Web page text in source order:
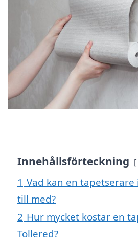
Innehållsförteckning
1 Vad kan en tapetserare
till med?
2 Hur mycket kostar en
Tollered?